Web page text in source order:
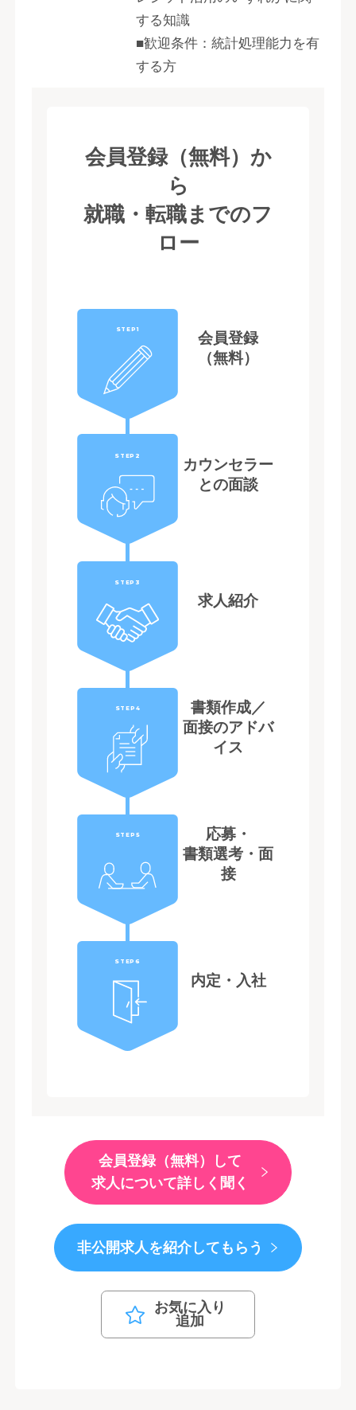
する知識
■歓迎条件：統計処理能力を有
する方
会員登録（無料）か
ら
就職・転職までのフ
ロー
STEP1
会員登録
（無料）
STEP2
カウンセラー
との面談
STEP3
求人紹介
STEP4
書類作成／
面接のアドバ
イス
STEP5
応募・
書類選考・面
接
STEP6
内定・入社
会員登録（無料）して
求人について詳しく聞く
非公開求人を紹介してもらう
お気に入り
追加